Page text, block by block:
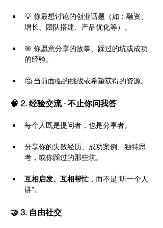
💡 你最想讨论的创业话题（如：融资、
增长、团队搭建、产品优化等）。
🎯 你愿意分享的故事、踩过的坑或成功
的经验。
🤔 当前面临的挑战或希望获得的资源。
🧠 2. 经验交流 · 不止你问我答
每个人既是提问者，也是分享者。
分享你的失败经历、成功案例、独特思
考，或你踩过的那些坑。
互相启发、互相帮忙，而不是“听一个人
讲”。
🤝 3. 自由社交